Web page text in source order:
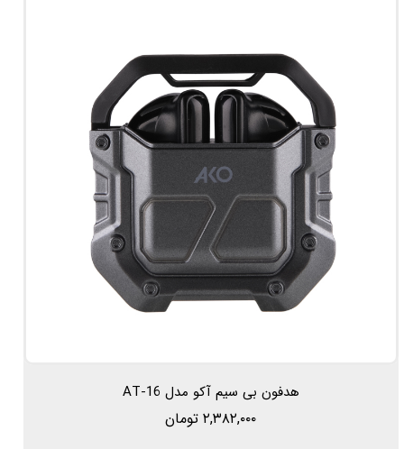
هدفون بی سیم آکو مدل AT-16
۲,۳۸۲,۰۰۰ تومان